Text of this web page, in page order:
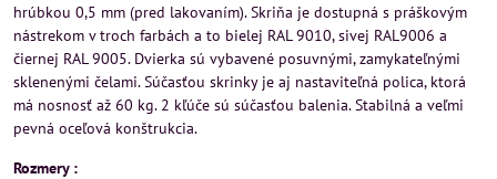
hrúbkou 0,5 mm (pred lakovaním). Skriňa je dostupná s práškovým
nástrekom v troch farbách a to bielej RAL 9010, sivej RAL9006 a
čiernej RAL 9005. Dvierka sú vybavené posuvnými, zamykateľnými
sklenenými čelami. Súčasťou skrinky je aj nastaviteľná polica, ktorá
má nosnosť až 60 kg. 2 kľúče sú súčasťou balenia. Stabilná a veľmi
pevná oceľová konštrukcia.
Rozmery :